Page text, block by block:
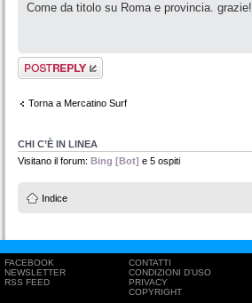
Come da titolo su Roma e provincia. grazie!
Rispondi al
messaggio
Torna a Mercatino Surf
CHI C’È IN LINEA
Visitano il forum: Bing [Bot] e 5 ospiti
Indice
FACEBOOK
NEWSLETTER
RSS FEED
CONTATTI
CONDIZIONI D'USO
PRIVACY
COPYRIGHT